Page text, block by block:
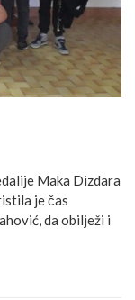
Maka Dizdara
je čas
da obilježi i